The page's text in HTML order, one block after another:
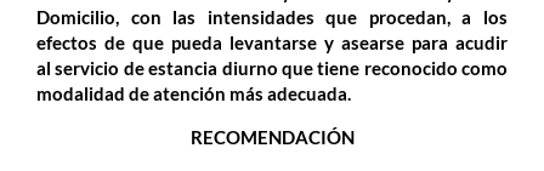
Domicilio, con las intensidades que procedan, a los
efectos de que pueda levantarse y asearse para acudir
al servicio de estancia diurno que tiene reconocido como
modalidad de atención más adecuada.
RECOMENDACIÓN